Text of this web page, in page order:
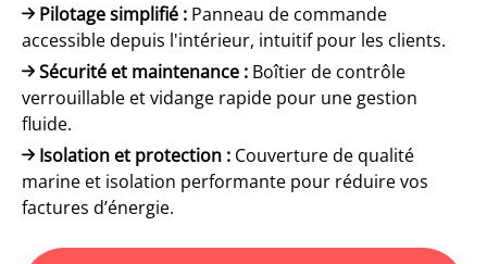
Pilotage simplifié : Panneau de commande
accessible depuis l'intérieur, intuitif pour les clients.
Sécurité et maintenance : Boîtier de contrôle
verrouillable et vidange rapide pour une gestion
fluide.
Isolation et protection : Couverture de qualité
marine et isolation performante pour réduire vos
factures d’énergie.